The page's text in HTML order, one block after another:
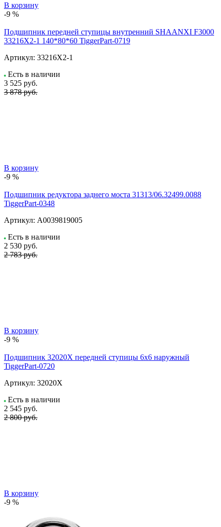
В корзину
-9 %
Подшипник передней ступицы внутренний SHAANXI F3000
33216X2-1 140*80*60 TiggerPart-0719
Артикул: 33216X2-1
Есть в наличии
3 525 руб.
3 878 руб.
В корзину
-9 %
Подшипник редуктора заднего моста 31313/06.32499.0088
TiggerPart-0348
Артикул: А0039819005
Есть в наличии
2 530 руб.
2 783 руб.
В корзину
-9 %
Подшипник 32020X передней ступицы 6х6 наружный
TiggerPart-0720
Артикул: 32020X
Есть в наличии
2 545 руб.
2 800 руб.
В корзину
-9 %